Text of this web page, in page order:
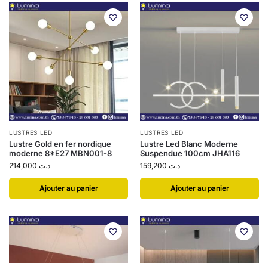
LUSTRES LED
Lustre Gold en fer nordique
moderne 8*E27 MBN001-8
د.ت
Ajouter au panier
LUSTRES LED
Lustre Led Blanc Moderne
Suspendue 100cm JHA116
د.ت
Ajouter au panier